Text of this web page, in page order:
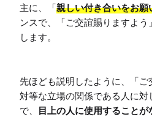
主に、「親しい付き合いをお願
ンスで、「ご交誼賜りますよ
します。
先ほども説明したように、「
対等な立場の関係である人に
で、
目上の人に使用することが